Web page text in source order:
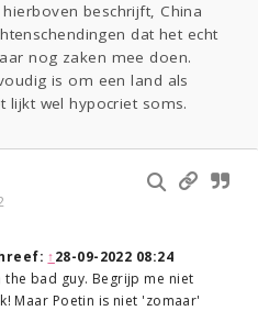
beschrijft, China
dat het echt
nog zaken mee doen.
is om een land als
lijkt wel hypocriet soms.
↑28-09-2022 08:24
the bad guy. Begrijp me niet
Maar Poetin is niet 'zomaar'